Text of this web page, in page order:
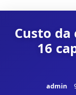
Custo da
16
admin